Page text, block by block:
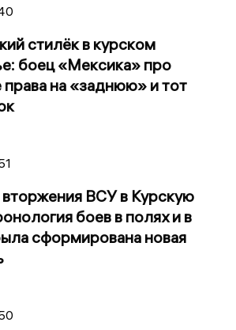
стилёк в курском
боец «Мексика» про
права на «заднюю» и тот
ВСУ в Курскую
боев в полях и в
сформирована новая